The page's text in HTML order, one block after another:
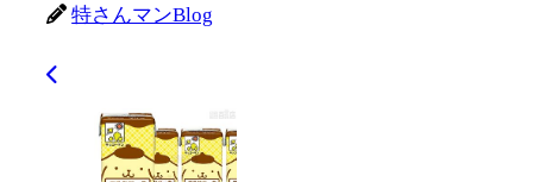
特さんマンBlog